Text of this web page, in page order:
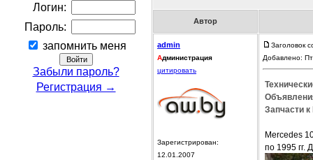
Логин:
Пароль:
запомнить меня
Забыли пароль?
Регистрация →
Автор
admin
Администрация
цитировать
Зарегистрирован:
12.01.2007
Заголовок
Добавлено:
Запчасти
Mercedes
по 1995 гг.